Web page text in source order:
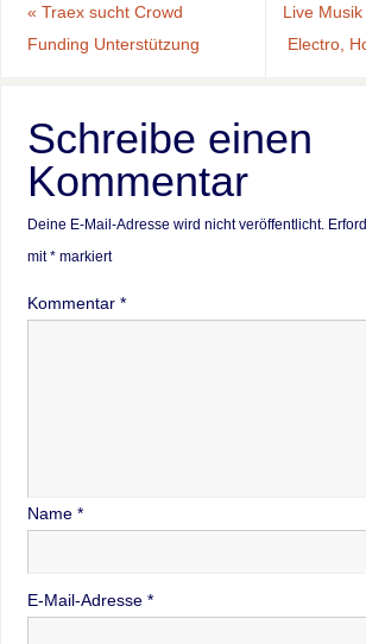
« Traex sucht Crowd
Funding Unterstützung
Live
Electro,
Schreibe einen
Kommentar
Deine E-Mail-Adresse wird nicht veröffentlicht.
mit*markiert
Kommentar *
Name *
E-Mail-Adresse *